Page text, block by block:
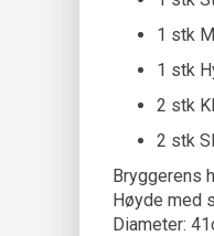
1 stk
1 stk
2 stk
2 stk
Bryggerens
Høyde med
Diameter: